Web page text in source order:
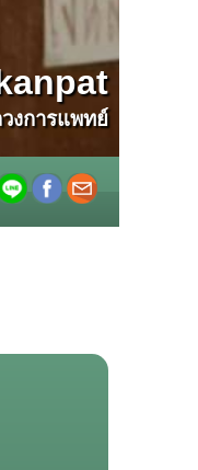
งการแพทย์